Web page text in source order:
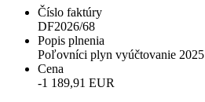
Číslo faktúry
DF2026/68
Popis plnenia
Poľovníci plyn vyúčtovanie 2025
Cena
-1 189,91 EUR